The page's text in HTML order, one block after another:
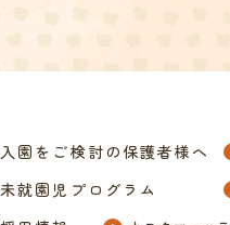
入園をご検討の保護者様へ
未就園児プログラム